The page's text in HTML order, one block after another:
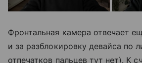
Фронтальная камера отвечает
и за разблокировку девайса по
отпечатков пальцев тут нет). К